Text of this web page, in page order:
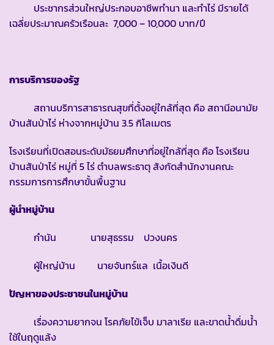
ประชากรส่วนใหญ่ประกอบอาชีพทำนา และทำไร่ มีรายได้
เฉลี่ยประมาณครัวเรือนละ 7,000 – 10,000 บาท/ปี
การบริการของรัฐ
สถานบริการสาธารณสุขที่ตั้งอยู่ใกล้ที่สุด คือ สถานีอนามัย
บ้านสันป่าไร่ ห่างจากหมู่บ้าน 3.5 กิโลเมตร
โรงเรียนที่เปิดสอนระดับมัธยมศึกษาที่อยู่ใกล้ที่สุด คือ โรงเรียน
บ้านสันป่าไร่ หมู่ที่ 5 ไร่ ตำบลพระธาตุ สังกัดสำนักงานคณะ
กรรมการการศึกษาขั้นพื้นฐาน
ผู้นำหมู่บ้าน
กำนัน นายสุธรรม ปวงนคร
ผู้ใหญ่บ้าน นายจันทร์แล เนื้อเงินดี
ปัญหาของประชาชนในหมู่บ้าน
เรื่องความยากจน โรคภัยไข้เจ็บ มาลาเรีย และขาดน้ำดื่มน้ำ
ใช้ในฤดูแล้ง